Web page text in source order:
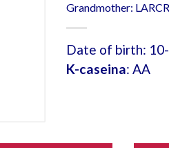
Grandmother:
Date of birth:
K-caseina: AA